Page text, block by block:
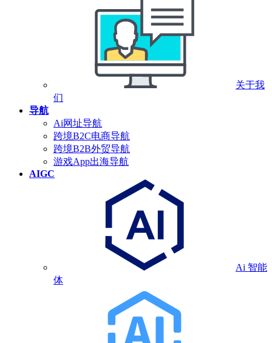
关于我
们
导航
Ai网址导航
跨境B2C电商导航
跨境B2B外贸导航
游戏App出海导航
AIGC
Ai 智能
体